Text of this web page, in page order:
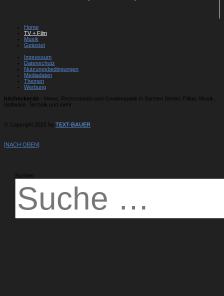
Home
TV + Film
Musik
Getestet
Impressum
Datenschutz
Nutzungsbedingungen
Mediadaten
Themen
Werbung
hitchecker.de - News, Rezensionen und Gewinnspiele in Sachen Serien, Filme, Musik,
Software, Technik und mehr
© Copyright 2025 by TEXT-BAUER
[NACH OBEN]
Suchen